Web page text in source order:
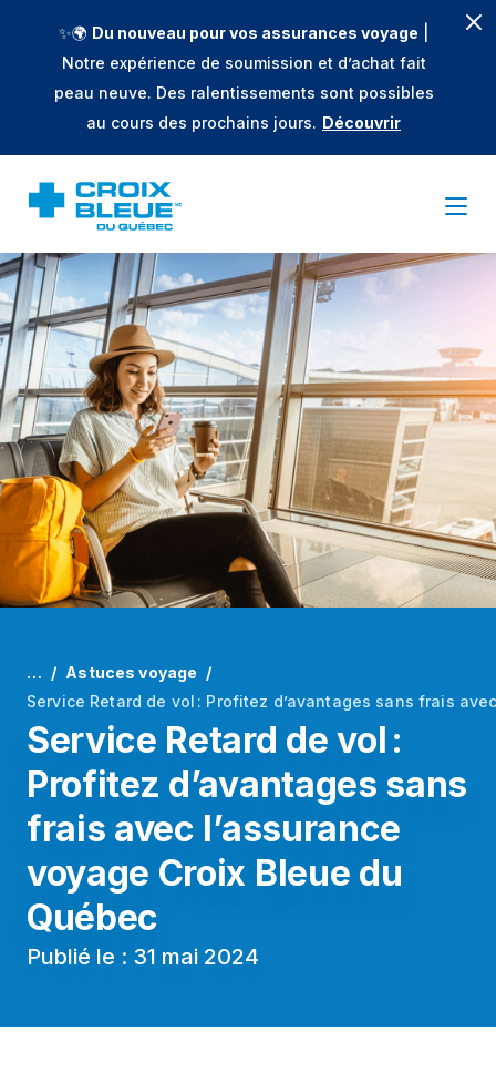
✨🌍 Du nouveau pour vos assurances voyage
Notre expérience de soumission et d’achat fait
peau neuve. Des ralentissements sont possibles
au cours des prochains jours. Découvrir
…
Astuces voyage
Service Retard de vol : Profitez d’avantages sans frais
Service Retard de vol :
Profitez d’avantages sans
frais avec l’assurance
voyage Croix Bleue du
Québec
Publié le : 31 mai 2024